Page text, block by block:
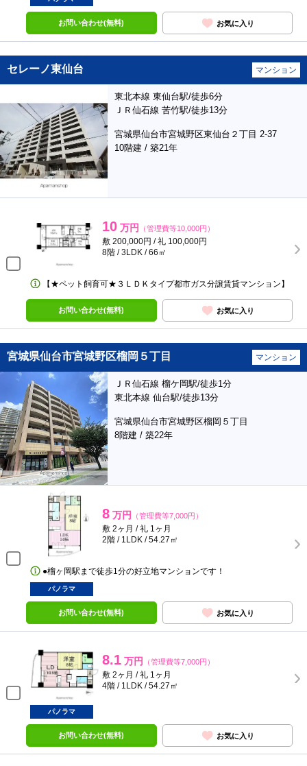
お問い合わせ(無料) お気に入り
セレーノ東仙台 マンション
東北本線 東仙台駅/徒歩6分
ＪＲ仙石線 苦竹駅/徒歩13分
宮城県仙台市宮城野区東仙台２丁目 2-37
10階建 / 築21年
10 万円 （管理費等10,000円）
敷 200,000円 / 礼 100,000円
8階 / 3LDK / 66㎡
【★ペット飼育可★３ＬＤＫタイプ都市ガス分譲賃貸マンション】
お問い合わせ(無料) お気に入り
宮城県仙台市宮城野区榴岡５丁目 マンション
ＪＲ仙石線 榴ケ岡駅/徒歩1分
東北本線 仙台駅/徒歩13分
宮城県仙台市宮城野区榴岡５丁目
8階建 / 築22年
8 万円 （管理費等7,000円）
敷 2ヶ月 / 礼 1ヶ月
2階 / 1LDK / 54.27㎡
●榴ヶ岡駅まで徒歩1分の好立地マンションです！
パノラマ
お問い合わせ(無料) お気に入り
8.1 万円 （管理費等7,000円）
敷 2ヶ月 / 礼 1ヶ月
4階 / 1LDK / 54.27㎡
パノラマ
お問い合わせ(無料) お気に入り